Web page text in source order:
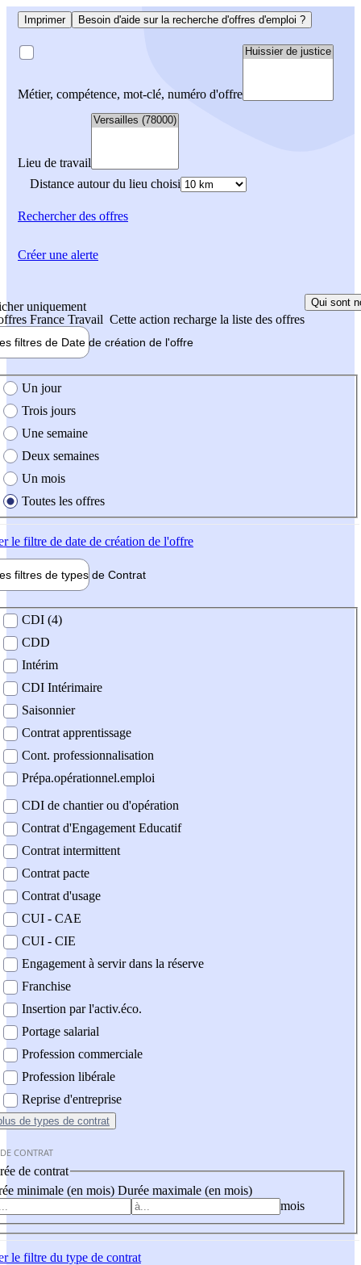
Imprimer Besoin d'aide sur la recherche d'offres d'emploi ?
Métier, compétence, mot-clé, numéro d'offre
Lieu de travail
Distance autour du lieu choisi
Rechercherdes offres
uniquement
France Travail Cette action recharge la liste des offres
Qui sont
filtres de Date de création de l'offre
création de l'offre
Un jour
Trois jours
Une semaine
Deux semaines
Un mois
Toutes les offres
le filtre de date de création de l'offre
filtres de types de Contrat
contrat
CDI (4)
CDD
Intérim
CDI Intérimaire
Saisonnier
Contrat apprentissage
Cont. professionnalisation
Prépa.opérationnel.emploi
CDI de chantier ou d'opération
Contrat d'Engagement Educatif
Contrat intermittent
Contrat pacte
Contrat d'usage
CUI - CAE
CUI - CIE
Engagement à servir dans la réserve
Franchise
Insertion par l'activ.éco.
Portage salarial
Profession commerciale
Profession libérale
Reprise d'entreprise
de types de contrat
CONTRAT
de contrat
minimale (en mois) Durée maximale (en mois)
mois
le filtre du type de contrat
Créer une alerte